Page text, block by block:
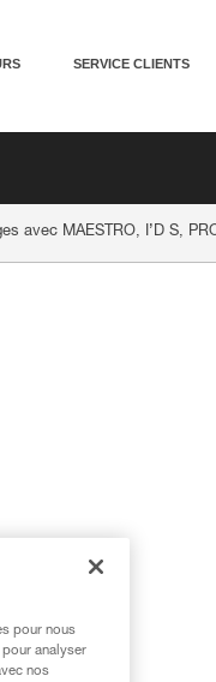
SERVICE CLIENTS
avec MAESTRO, I’D S,
pour nous
analyser
nos